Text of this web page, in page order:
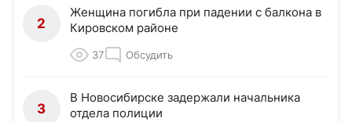
2
Женщина погибла при падении с балкона в
Кировском районе
37 Обсудить
3
В Новосибирске задержали начальника
отдела полиции